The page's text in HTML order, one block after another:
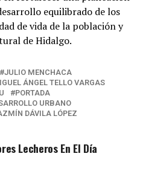
equilibrado de los
de vida de la población y
de Hidalgo.
JULIO MENCHACA
ÁNGEL TELLO VARGAS
PORTADA
URBANO
DÁVILA LÓPEZ
Lecheros En El Día